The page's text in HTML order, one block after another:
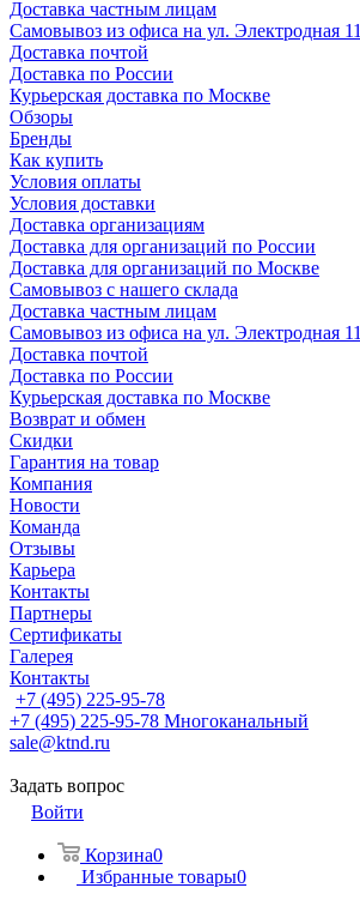
Доставка частным лицам
Самовывоз из офиса на ул. Электродная 11
Доставка почтой
Доставка по России
Курьерская доставка по Москве
Обзоры
Бренды
Как купить
Условия оплаты
Условия доставки
Доставка организациям
Доставка для организаций по России
Доставка для организаций по Москве
Самовывоз с нашего склада
Доставка частным лицам
Самовывоз из офиса на ул. Электродная 11
Доставка почтой
Доставка по России
Курьерская доставка по Москве
Возврат и обмен
Скидки
Гарантия на товар
Компания
Новости
Команда
Отзывы
Карьера
Контакты
Партнеры
Сертификаты
Галерея
Контакты
+7 (495) 225-95-78
+7 (495) 225-95-78 Многоканальный
sale@ktnd.ru
Задать вопрос
Войти
Корзина0
Избранные товары0